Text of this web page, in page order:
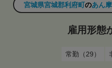
宮城県宮城郡利府町のあん
雇用形態
常勤（29）